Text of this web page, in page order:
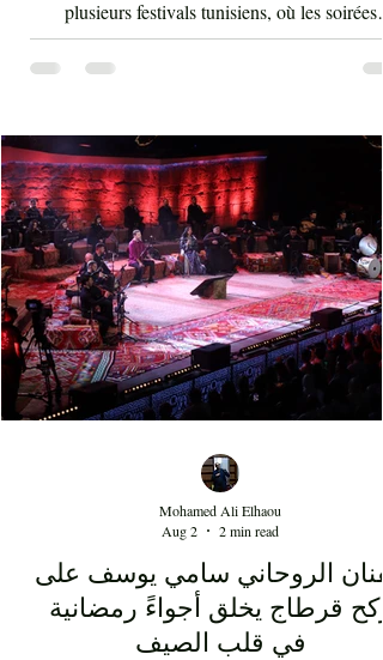
plusieurs festivals tunisiens, où les soirées
consacrées au rap enregistrent régulièrement
fortes affluences. Cette montée en puissance
de la scène artistique nationale, depuis
au moins 15 ans. Au-delà de la performance
l'artiste Kaso, cette soirée au Théâtre d'été de
الروحاني سامي يوسف على
ركح قرطاج يخلق أجواءً رمضانية
في قلب الصيف
Mohamed Ali Elhaou
Aug 2
2 min read